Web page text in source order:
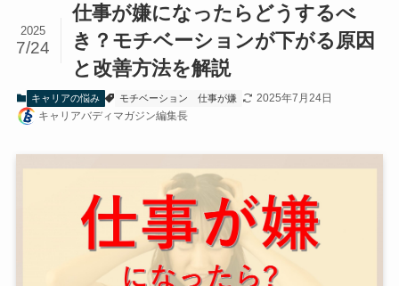
仕事が嫌になったらどうするべ
き？モチベーションが下がる原因
と改善方法を解説
2025
7/24
キャリアの悩み モチベーション 仕事が嫌
2025年7月24日
キャリアバディマガジン編集長